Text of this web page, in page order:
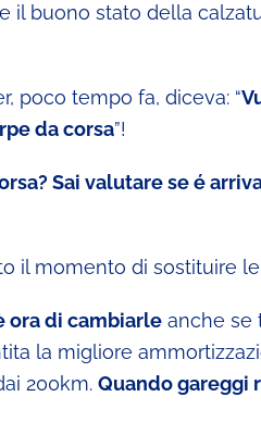
il buono stato della
poco tempo fa, diceva: “
da corsa”!
Sai valutare se é
il momento di sostituire
ora di cambiarle anche se
la migliore
200km. Quando gareggi